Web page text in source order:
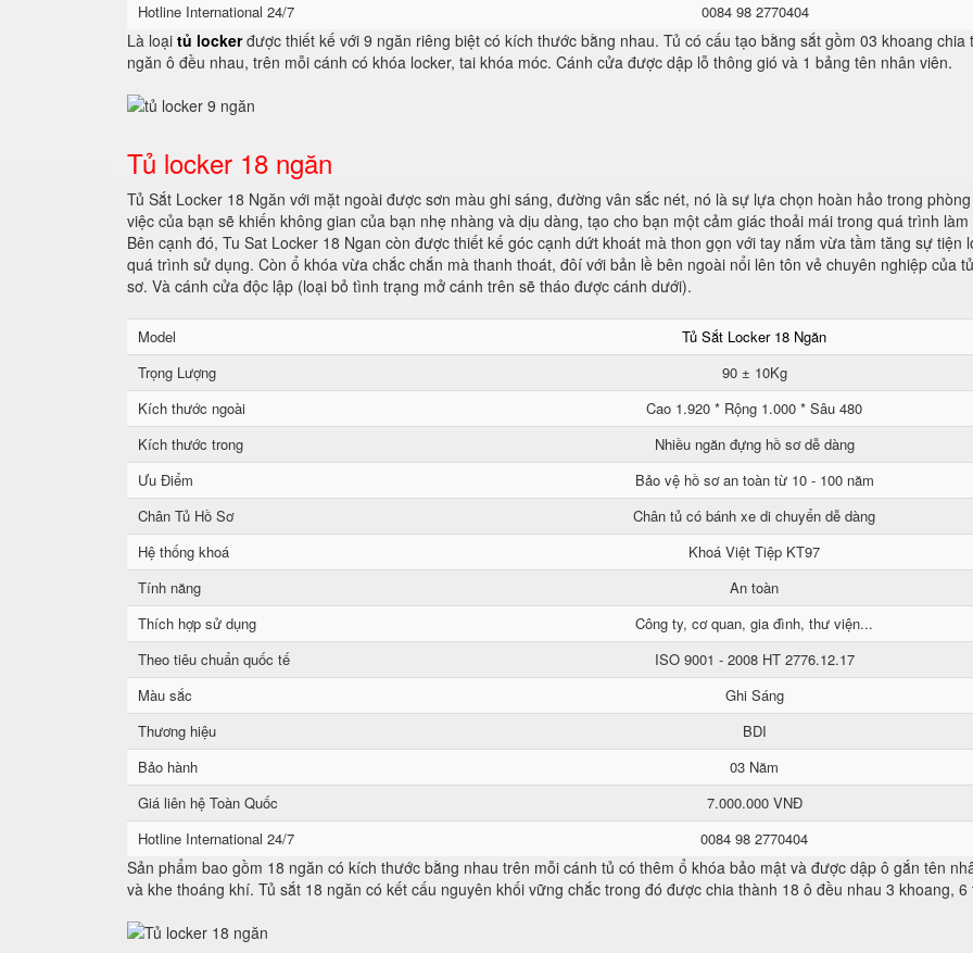
Hotline International 24/7
0084 98 2770404
Là loại tủ lockerđược thiết kế với 9 ngăn riêng biệt có kích thước bằng nhau. Tủ có cấu tạo bằng sắt gồm 03 khoang chia
ngăn ô đều nhau, trên mỗi cánh có khóa locker, tai khóa móc. Cánh cửa được dập lỗ thông gió và 1 bảng tên nhân viên.
Tủ locker 18 ngăn
Tủ Sắt Locker 18 Ngăn với mặt ngoài được sơn màu ghi sáng, đường vân sắc nét, nó là sự lựa chọn hoàn hảo trong
việc của bạn sẽ khiến không gian của bạn nhẹ nhàng và dịu dàng, tạo cho bạn một cảm giác thoải mái trong quá trình làm
Bên cạnh đó, Tu Sat Locker 18 Ngan còn được thiết kế góc cạnh dứt khoát mà thon gọn với tay nắm vừa tầm tăng sự tiện
quá trình sử dụng. Còn ổ khóa vừa chắc chắn mà thanh thoát, đôí với bản lề bên ngoài nổi lên tôn vẻ chuyên nghiệp của
sơ. Và cánh cửa độc lập (loại bỏ tình trạng mở cánh trên sẽ tháo được cánh dưới).
Model
Tủ Sắt Locker 18 Ngăn
Trọng Lượng
90 ± 10Kg
Kích thước ngoài
Cao 1.920 * Rộng 1.000 * Sâu 480
Kích thước trong
Nhiều ngăn đựng hồ sơ dễ dàng
Ưu Điểm
Bảo vệ hồ sơ an toàn từ 10 - 100 năm
Chân Tủ Hồ Sơ
Chân tủ có bánh xe di chuyển dễ dàng
Hệ thống khoá
Khoá Việt Tiệp KT97
Tính năng
An toàn
Thích hợp sử dụng
Công ty, cơ quan, gia đình, thư viện...
Theo tiêu chuẩn quốc tế
ISO 9001 - 2008 HT 2776.12.17
Màu sắc
Ghi Sáng
Thương hiệu
BDI
Bảo hành
03 Năm
Giá liên hệ Toàn Quốc
7.000.000 VNĐ
Hotline International 24/7
0084 98 2770404
Sản phẩm bao gồm 18 ngăn có kích thước bằng nhau trên mỗi cánh tủ có thêm ổ khóa bảo mật và được dập ô gắn tên
và khe thoáng khí. Tủ sắt 18 ngăn có kết cấu nguyên khối vững chắc trong đó được chia thành 18 ô đều nhau 3 khoang, 6